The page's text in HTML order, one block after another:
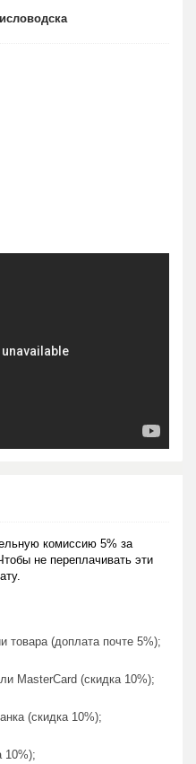
комиссию 5% за
не переплачивать эти
товара (доплата почте 5%);
MasterCard (скидка 10%);
(скидка 10%);
10%);